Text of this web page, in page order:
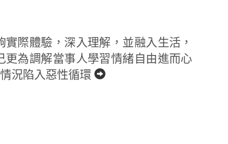
際體驗，深入理解，並融入生活，
為調解當事人學習情緒自由進而心
況陷入惡性循環